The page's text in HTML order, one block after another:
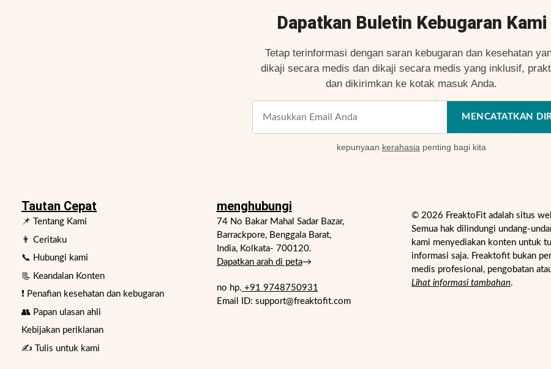
Dapatkan Buletin Kebugaran Kami
Tetap terinformasi dengan saran kebugaran dan kesehatan
dikaji secara medis dan dikaji secara medis yang inklusif,
dan dikirimkan ke kotak masuk Anda.
MENCATATKAN
kepunyaan kerahasia penting bagi kita
Tautan Cepat
📌 Tentang Kami
👨 Ceritaku
📞 Hubungi kami
📃 Keandalan Konten
❗ Penafian kesehatan dan kebugaran
👥 Papan ulasan ahli
Kebijakan periklanan
✍️ Tulis untuk kami
menghubungi
74 No Bakar Mahal Sadar Bazar,
Barrackpore, Benggala Barat,
India, Kolkata- 700120.
Dapatkan arah di peta→
no hp. +91 9748750931
Email ID: support@freaktofit.com
© 2026 FreaktoFit adalah situs
Semua hak dilindungi undang-
kami menyediakan konten untuk
informasi saja. Freaktofit bukan
medis profesional, pengobatan
Lihat informasi tambahan.